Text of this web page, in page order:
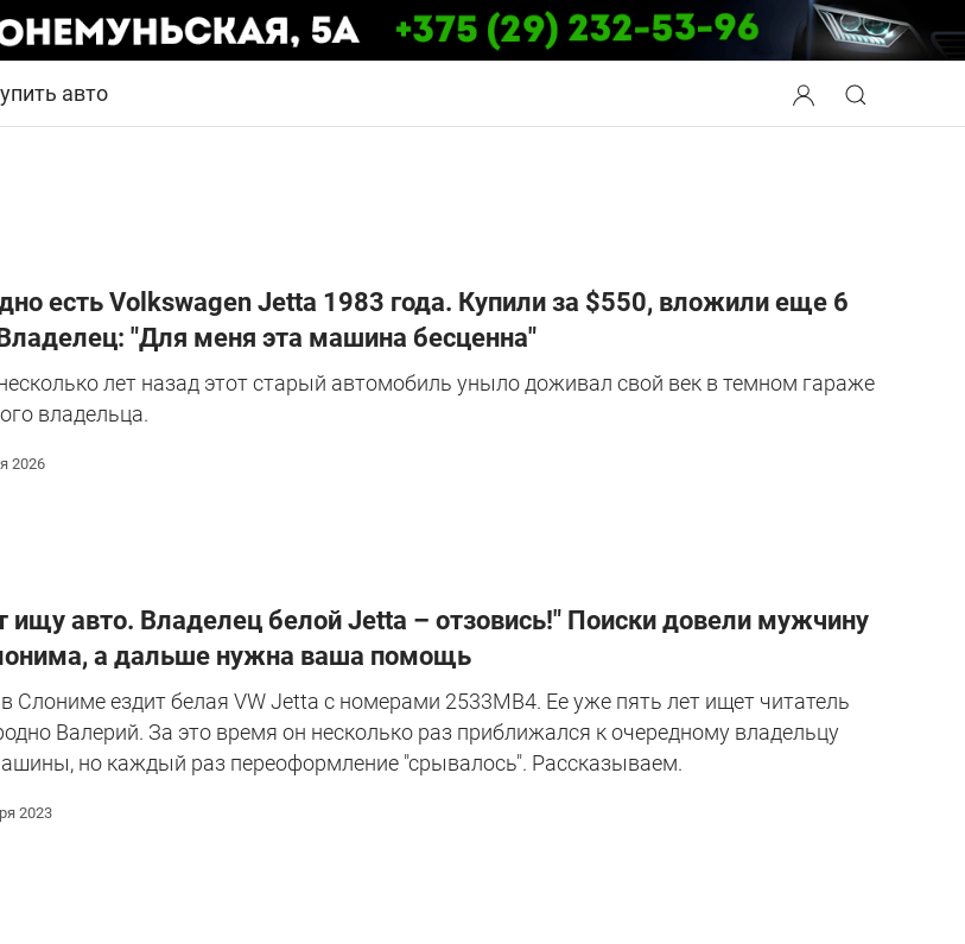
авто
есть Volkswagen Jetta 1983 года. Купили за $550, вложили еще 6
"Для меня эта машина бесценна"
лет назад этот старый автомобиль уныло доживал свой век в темном гараже
владельца.
2026
ищу авто. Владелец белой Jetta – отзовись!" Поиски довели мужчину
а дальше нужна ваша помощь
в Слониме ездит белая VW Jetta с номерами 2533MB4. Ее уже пять лет ищет читатель
Валерий. За это время он несколько раз приближался к очередному владельцу
но каждый раз переоформление "срывалось". Рассказываем.
2023